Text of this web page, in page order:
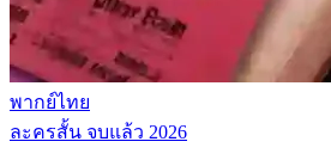
พากย์ไทย
ละครสั้น จบแล้ว 2026